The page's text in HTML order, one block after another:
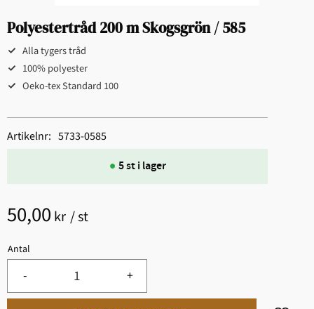
Polyestertråd 200 m Skogsgrön / 585
Alla tygers tråd
100% polyester
Oeko-tex Standard 100
50,00 kr /st
Antal
+
-
5 st i lager
Artikelnr 5733-0585